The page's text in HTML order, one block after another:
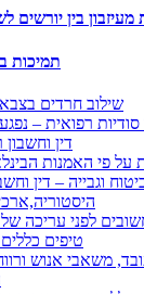
בין יורשים
תמיכות
שילוב חרדים
רפואית – נפגעי
דין וחשבון
האמנות
וגבייה – דין
חשובים לפני עריכה
טיפים